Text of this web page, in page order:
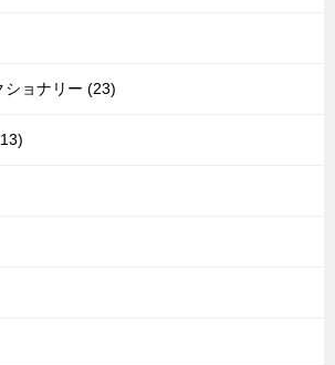
ショナリー (23)